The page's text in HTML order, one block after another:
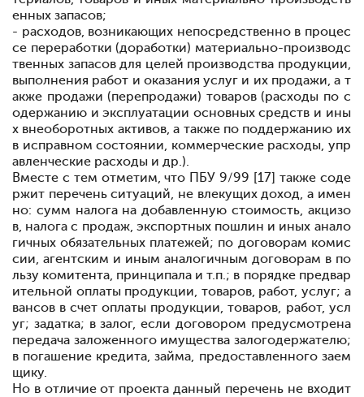
енных запасов;
- расходов, возникающих непосредственно в процес
се переработки (доработки) материально-производс
твенных запасов для целей производства продукции,
выполнения работ и оказания услуг и их продажи, а т
акже продажи (перепродажи) товаров (расходы по с
одержанию и эксплуатации основных средств и ины
х внеоборотных активов, а также по поддержанию их
в исправном состоянии, коммерческие расходы, упр
авленческие расходы и др.).
Вместе с тем отметим, что ПБУ 9/99 [17] также соде
ржит перечень ситуаций, не влекущих доход, а имен
но: сумм налога на добавленную стоимость, акцизо
в, налога с продаж, экспортных пошлин и иных анало
гичных обязательных платежей; по договорам комис
сии, агентским и иным аналогичным договорам в по
льзу комитента, принципала и т.п.; в порядке предвар
ительной оплаты продукции, товаров, работ, услуг; а
вансов в счет оплаты продукции, товаров, работ, усл
уг; задатка; в залог, если договором предусмотрена
передача заложенного имущества залогодержателю;
в погашение кредита, займа, предоставленного заем
щику.
Но в отличие от проекта данный перечень не входит